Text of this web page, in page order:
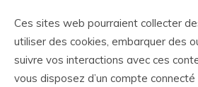
Ces sites web pourraient collecter
utiliser des cookies, embarquer des
suivre vos interactions avec ces
vous disposez d’un compte